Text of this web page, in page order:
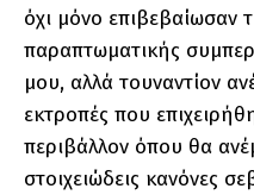
όχι μόνο επιβεβαίωσαν
παραπτωματικής
μου, αλλά τουναντίον
εκτροπές που
περιβάλλον όπου θα
στοιχειώδεις κανόνες